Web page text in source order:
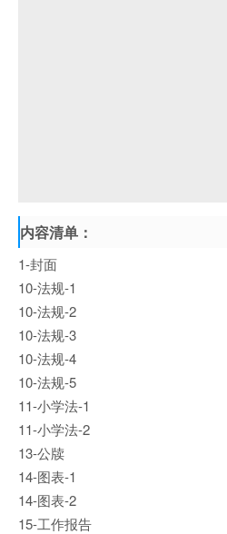
内容清单：
1-封面
10-法规-1
10-法规-2
10-法规-3
10-法规-4
10-法规-5
11-小学法-1
11-小学法-2
13-公牍
14-图表-1
14-图表-2
15-工作报告